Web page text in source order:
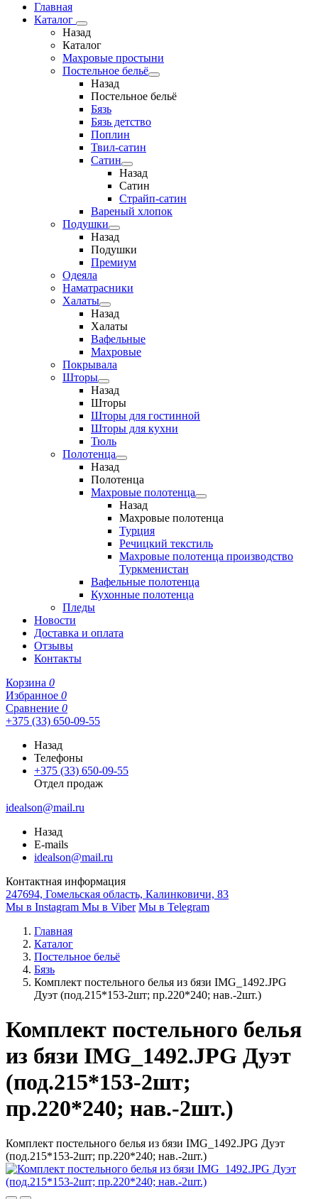
Главная
Каталог
Назад
Каталог
Махровые простыни
Постельное бельё
Назад
Постельное бельё
Бязь
Бязь детство
Поплин
Твил-сатин
Сатин
Назад
Сатин
Страйп-сатин
Вареный хлопок
Подушки
Назад
Подушки
Премиум
Одеяла
Наматрасники
Халаты
Назад
Халаты
Вафельные
Махровые
Покрывала
Шторы
Назад
Шторы
Шторы для гостинной
Шторы для кухни
Тюль
Полотенца
Назад
Полотенца
Махровые полотенца
Назад
Махровые полотенца
Турция
Речицкий текстиль
Махровые полотенца производство
Туркменистан
Вафельные полотенца
Кухонные полотенца
Пледы
Новости
Доставка и оплата
Отзывы
Контакты
Корзина 0
Избранное 0
Сравнение 0
+375 (33) 650-09-55
Назад
Телефоны
+375 (33) 650-09-55
Отдел продаж
idealson@mail.ru
Назад
E-mails
idealson@mail.ru
Контактная информация
247694, Гомельская область, Калинковичи, 83
Мы в Instagram Мы в Viber Мы в Telegram
Главная
Каталог
Постельное бельё
Бязь
Комплект постельного белья из бязи IMG_1492.JPG
Дуэт (под.215*153-2шт; пр.220*240; нав.-2шт.)
Комплект постельного белья
из бязи IMG_1492.JPG Дуэт
(под.215*153-2шт;
пр.220*240; нав.-2шт.)
Комплект постельного белья из бязи IMG_1492.JPG Дуэт
(под.215*153-2шт; пр.220*240; нав.-2шт.)